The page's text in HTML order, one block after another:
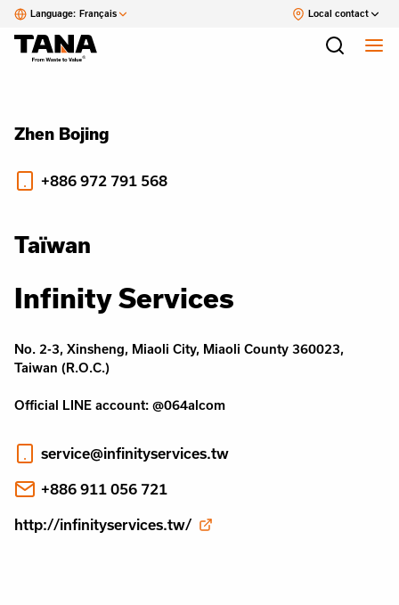
Language: Français Local contact
Zhen Bojing
+886 972 791 568
Taïwan
Infinity Services
No. 2-3, Xinsheng, Miaoli City, Miaoli County 360023,
Taiwan (R.O.C.)
Official LINE account: @064alcom
service@infinityservices.tw
+886 911 056 721
http://infinityservices.tw/